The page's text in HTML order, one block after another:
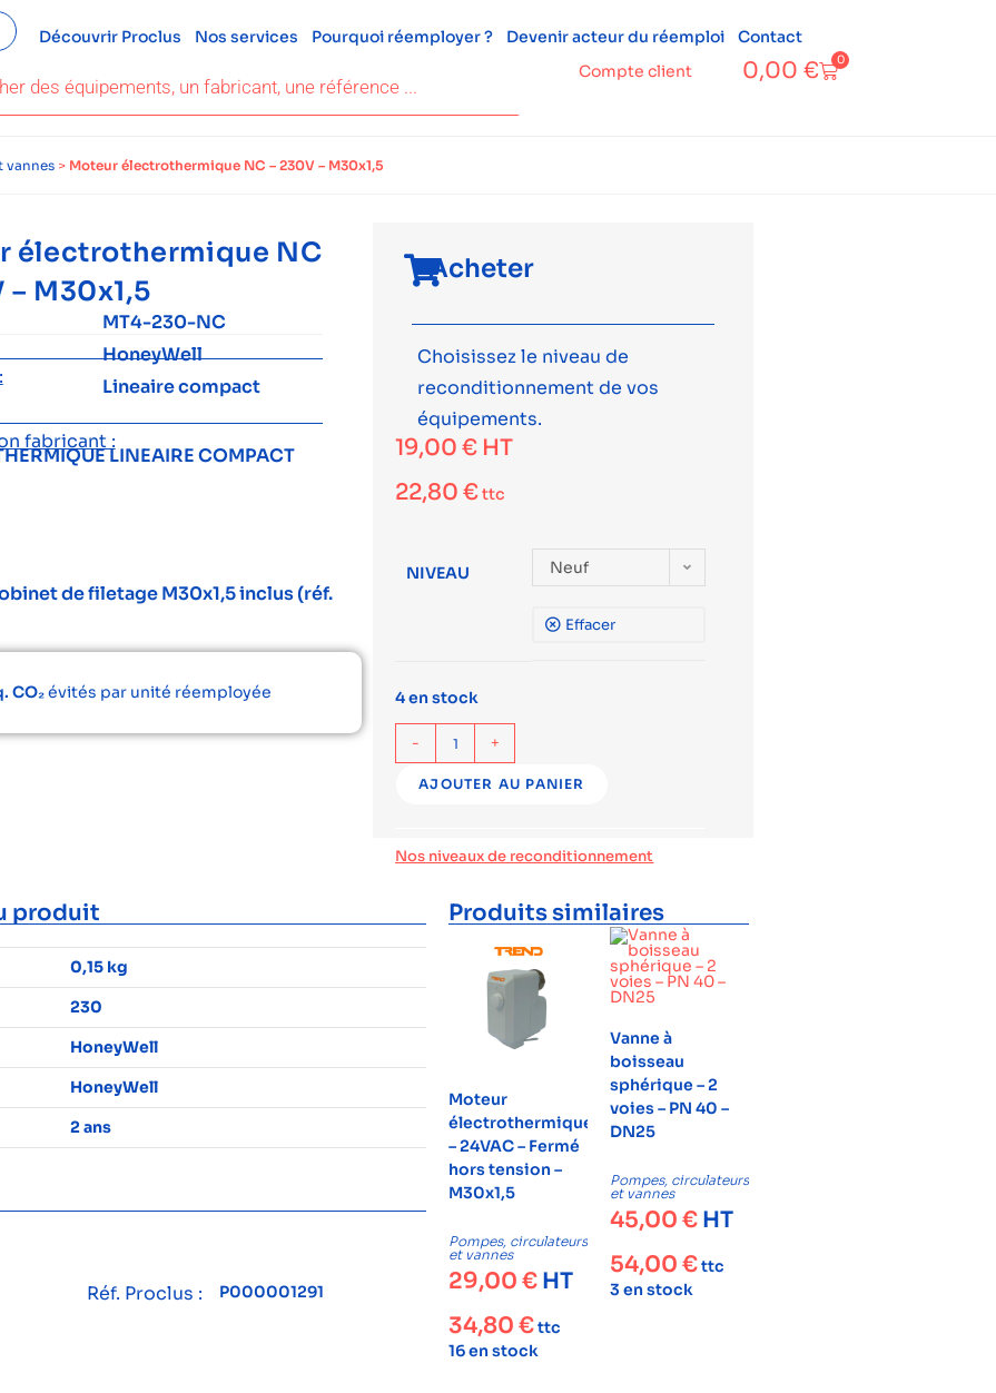
Découvrir Proclus Nos services Pourquoi réemployer ? Devenir acteur du réemploi
Contact
Compte client 0,00 € 0
vannes > Moteur électrothermique NC – 230V – M30x1,5
électrothermique NC
– M30x1,5
MT4-230-NC
HoneyWell
Lineaire compact
fabricant :
LINEAIRE COMPACT
de filetage M30x1,5 inclus (réf.
CO₂évités par unité réemployée
Acheter
Choisissez le niveau de
reconditionnement de vos
équipements.
19,00€ HT
22,80€ttc
NIVEAU Neuf
Effacer
4 en stock
- +
AJOUTER AU PANIER
Nos niveaux de reconditionnement
produit
0,15 kg
230
HoneyWell
HoneyWell
2 ans
Réf. Proclus :
P000001291
Produits similaires
Moteur
électrothermique
– 24VAC – Fermé
hors tension –
M30x1,5
Pompes, circulateurs
et vannes
29,00 € HT
34,80 €ttc
16 en stock
Vanne à
boisseau
sphérique – 2
voies – PN 40 –
DN25
Pompes, circulateurs
et vannes
45,00 € HT
54,00 €ttc
3 en stock